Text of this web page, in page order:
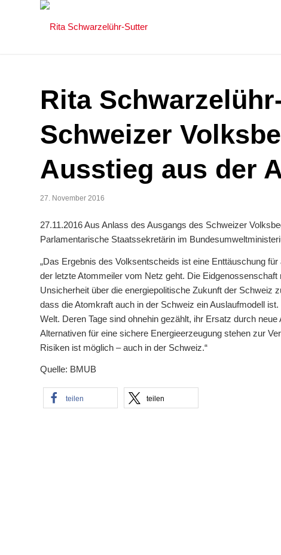
Rita
Schweizer
Ausstieg aus der
27. November 2016
27.11.2016 Aus Anlass des Ausgangs des Schweizer
Parlamentarische Staatssekretärin im
„Das Ergebnis des Volksentscheids ist eine Enttäuschung
der letzte Atommeiler vom Netz geht. Die
Unsicherheit über die energiepolitische Zukunft der Schweiz
dass die Atomkraft auch in der Schweiz ein Auslaufmodell
Welt. Deren Tage sind ohnehin gezählt, ihr Ersatz durch
Alternativen für eine sichere Energieerzeugung stehen zur
Risiken ist möglich – auch in der Schweiz.“
Quelle: BMUB
teilen teilen